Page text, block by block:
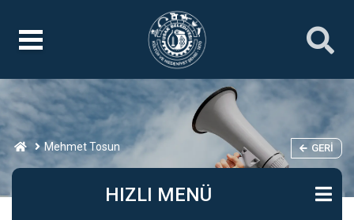
Mehmet Tosun GERI
HIZLI MENÜ